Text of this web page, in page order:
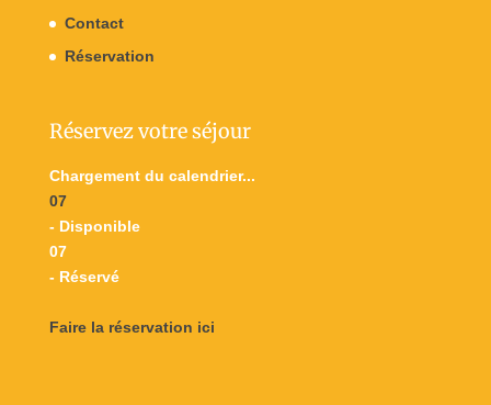
Contact
Réservation
Réservez votre séjour
Chargement du calendrier...
07
- Disponible
07
- Réservé
Faire la réservation ici